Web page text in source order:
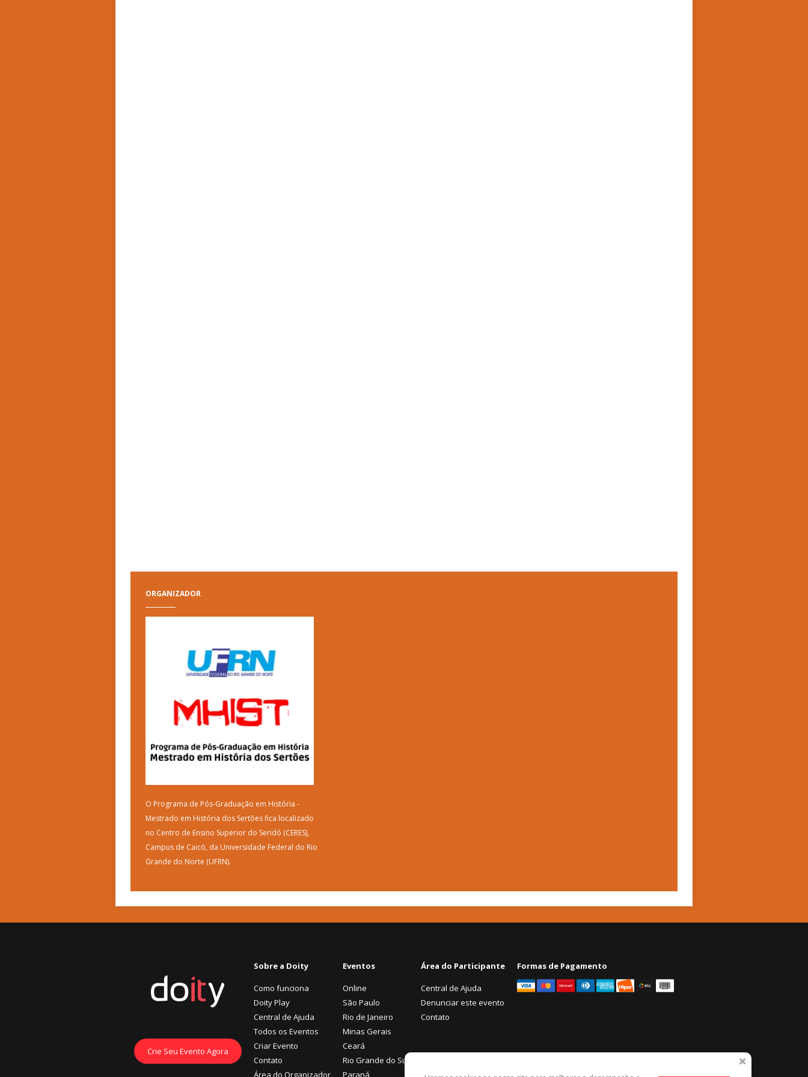
ORGANIZADOR
O Programa de Pós-Graduação em História -
Mestrado em História dos Sertões fica localizado
no Centro de Ensino Superior do Seridó (CERES),
Campus de Caicó, da Universidade Federal do Rio
Grande do Norte (UFRN).
Crie Seu Evento Agora
Sobre a Doity
Como funciona
Doity Play
Central de Ajuda
Todos os Eventos
Criar Evento
Contato
Área do Organizador
Eventos
Online
São Paulo
Rio de Janeiro
Minas Gerais
Ceará
Rio Grande do Sul
Paraná
Área do Participante
Central de Ajuda
Denunciar este evento
Contato
Formas de Pagamento